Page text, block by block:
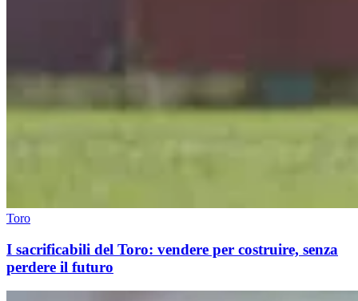
Toro
I sacrificabili del Toro: vendere per costruire, senza
perdere il futuro